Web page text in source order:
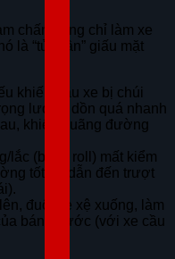
chấn hỏng chỉ làm xe
là “tử thần” giấu mặt
khiến đầu xe bị chúi
lượng dồn quá nhanh
khiến quãng đường
lắc (body roll) mất kiểm
tốt dễ dẫn đến trượt
đuôi xe xệ xuống, làm
bánh trước (với xe cầu